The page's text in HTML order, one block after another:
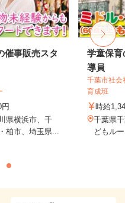
催事販売スタ
県横浜市、千
柏市、埼玉県...
学童保
導員
千葉市社
育成班
時給
千葉県
どもル